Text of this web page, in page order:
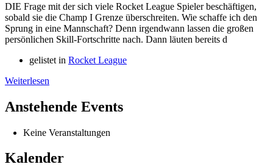
DIE Frage mit der sich viele Rocket League Spieler beschäftigen,
sobald sie die Champ I Grenze überschreiten. Wie schaffe ich den
Sprung in eine Mannschaft? Denn irgendwann lassen die großen
persönlichen Skill-Fortschritte nach. Dann läuten bereits d
gelistet in Rocket League
Weiterlesen
Anstehende Events
Keine Veranstaltungen
Kalender